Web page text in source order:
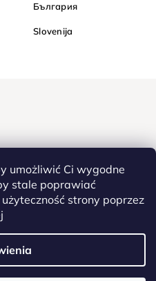
umożliwić Ci wygodne
stale poprawiać
strony poprzez
България
Slovenija
protokołowi HTTPS Twoje
- wszystkie informacje